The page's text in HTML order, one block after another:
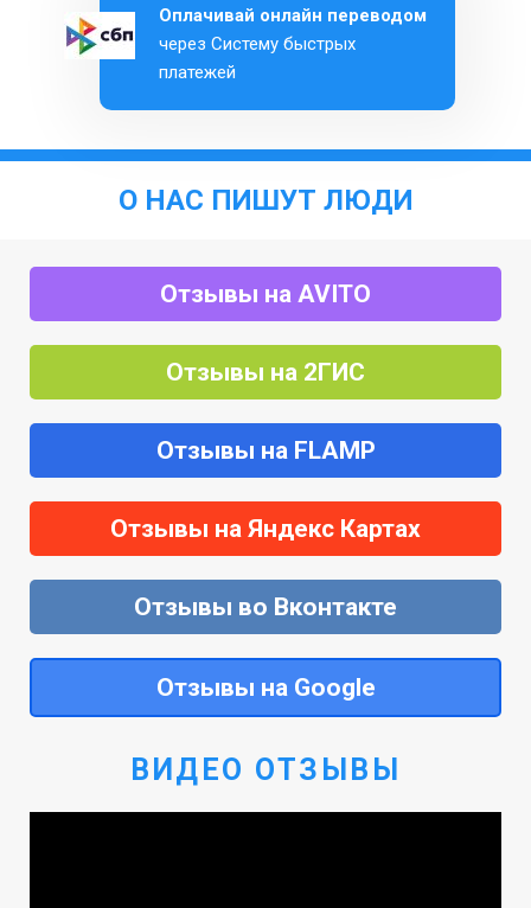
Оплачивай онлайн переводом
через Систему быстрых
платежей
О НАС ПИШУТ ЛЮДИ
Отзывы на AVITO
Отзывы на 2ГИС
Отзывы на FLAMP
Отзывы на Яндекс Картах
Отзывы во Вконтакте
Отзывы на Google
ВИДЕО ОТЗЫВЫ